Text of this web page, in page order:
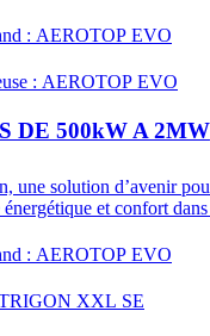
: AEROTOP EVO
: AEROTOP EVO
DE 500kW A 2MW
une solution d’avenir
et confort
: AEROTOP EVO
XXL SE